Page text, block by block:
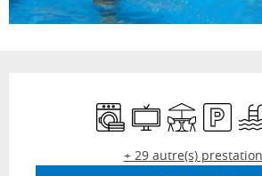
Lave lingeTélévisionTerrasseParking
+ 29 autre(s)